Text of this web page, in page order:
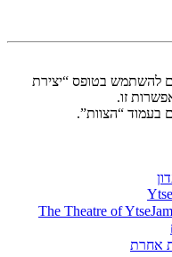
להשתמש בטופס “יצירת
זו.
בעמוד “הצוות”.
אחרת